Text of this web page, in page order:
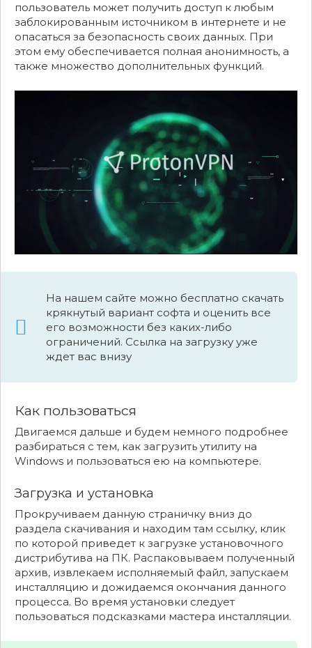
пользователь может получить доступ к любым
заблокированным источником в интернете и не
опасаться за безопасность своих данных. При
этом ему обеспечивается полная анонимность, а
также множество дополнительных функций.
На нашем сайте можно бесплатно скачать
крякнутый вариант софта и оценить все
его возможности без каких-либо
ограничений. Ссылка на загрузку уже
ждет вас внизу
Как пользоваться
Двигаемся дальше и будем немного подробнее
разбираться с тем, как загрузить утилиту на
Windows и пользоваться ею на компьютере.
Загрузка и установка
Прокручиваем данную страничку вниз до
раздела скачивания и находим там ссылку, клик
по которой приведет к загрузке установочного
дистрибутива на ПК. Распаковываем полученный
архив, извлекаем исполняемый файл, запускаем
инсталляцию и дожидаемся окончания данного
процесса. Во время установки следует
пользоваться подсказками мастера инсталляции.